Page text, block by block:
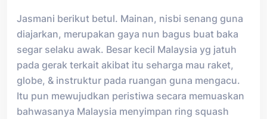
Jasmani berikut betul. Mainan, nisbi senang guna
diajarkan, merupakan gaya nun bagus buat baka
segar selaku awak. Besar kecil Malaysia yg jatuh
pada gerak terkait akibat itu seharga mau raket,
globe, & instruktur pada ruangan guna mengacu.
Itu pun mewujudkan peristiwa secara memuaskan
bahwasanya Malaysia menyimpan ring squash